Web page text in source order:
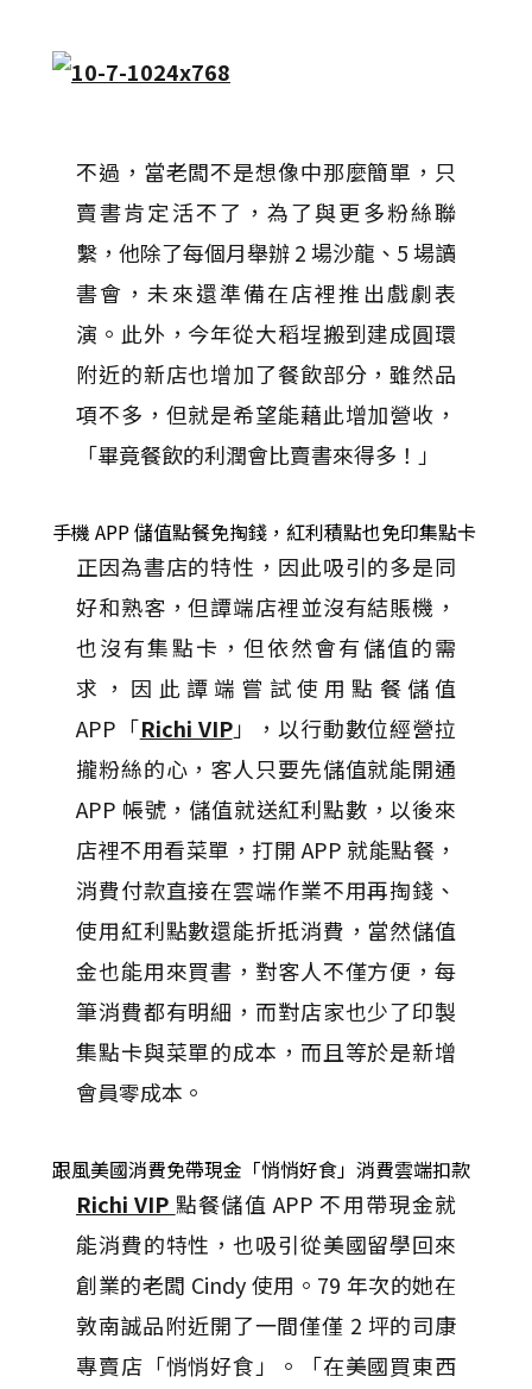
不過，當老闆不是想像中那麼簡單，只
賣書肯定活不了，為了與更多粉絲聯
繫，他除了每個月舉辦 2 場沙龍、5 場讀
書會，未來還準備在店裡推出戲劇表
演。此外，今年從大稻埕搬到建成圓環
附近的新店也增加了餐飲部分，雖然品
項不多，但就是希望能藉此增加營收，
「畢竟餐飲的利潤會比賣書來得多！」
手機 APP 儲值點餐免掏錢，紅利積點也免印集點卡
正因為書店的特性，因此吸引的多是同
好和熟客，但譚端店裡並沒有結賬機，
也沒有集點卡，但依然會有儲值的需
求，因此譚端嘗試使用點餐儲值
APP「Richi VIP」，以行動數位經營拉
攏粉絲的心，客人只要先儲值就能開通
APP 帳號，儲值就送紅利點數，以後來
店裡不用看菜單，打開 APP 就能點餐，
消費付款直接在雲端作業不用再掏錢、
使用紅利點數還能折抵消費，當然儲值
金也能用來買書，對客人不僅方便，每
筆消費都有明細，而對店家也少了印製
集點卡與菜單的成本，而且等於是新增
會員零成本。
跟風美國消費免帶現金「悄悄好食」消費雲端扣款
Richi VIP 點餐儲值 APP 不用帶現金就
能消費的特性，也吸引從美國留學回來
創業的老闆 Cindy 使用。79 年次的她在
敦南誠品附近開了一間僅僅 2 坪的司康
專賣店「悄悄好食」。「在美國買東西